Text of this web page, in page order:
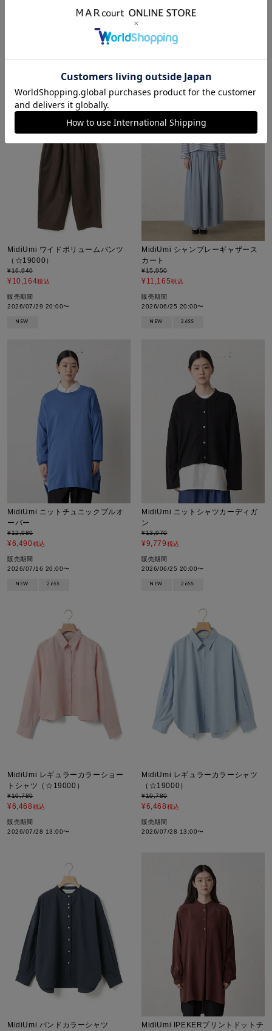
¥6,985税込
販売期間
2026/07/16 20:00
MidiUmi ワイドボリュームパンツ
（☆19000）
¥16,940
¥10,164税込
販売期間
2026/07/29 20:00〜
NEW
MidiUmi シャンブレーギャザース
カート
¥15,950
¥11,165税込
販売期間
2026/06/25 20:00〜
NEW 26SS
MidiUmi ニットチュニックプルオ
ーバー
¥12,980
¥6,490税込
販売期間
2026/07/16 20:00〜
NEW 26SS
MidiUmi ニットシャツカーディガ
ン
¥13,970
¥9,779税込
販売期間
2026/06/25 20:00〜
NEW 26SS
MidiUmi レギュラーカラーショー
トシャツ（☆19000）
¥10,780
¥6,468税込
販売期間
2026/07/28 13:00〜
MidiUmi レギュラーカラーシャツ
（☆19000）
¥10,780
¥6,468税込
販売期間
2026/07/28 13:00〜
MidiUmi バンドカラーシャツ
MidiUmi IPEKERプリントドットチ